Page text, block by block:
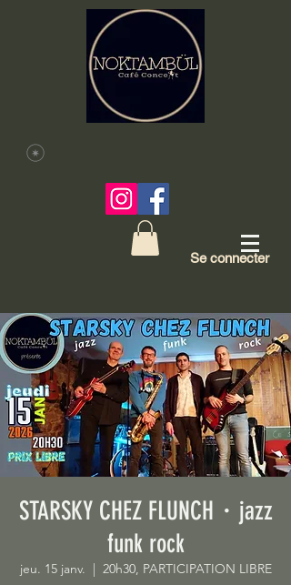
Se connecter
STARSKY CHEZ FLUNCH・jazz
funk rock
jeu. 15 janv. 20h30, PARTICIPATION LIBRE